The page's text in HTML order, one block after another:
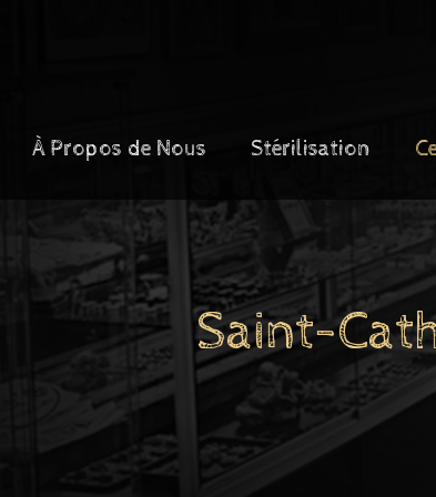
À Propos de Nous Stérilisation
Saint-